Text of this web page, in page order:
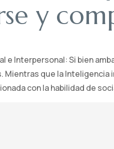
y
e Interpersonal: Si bien
Mientras que la
con la habilidad de